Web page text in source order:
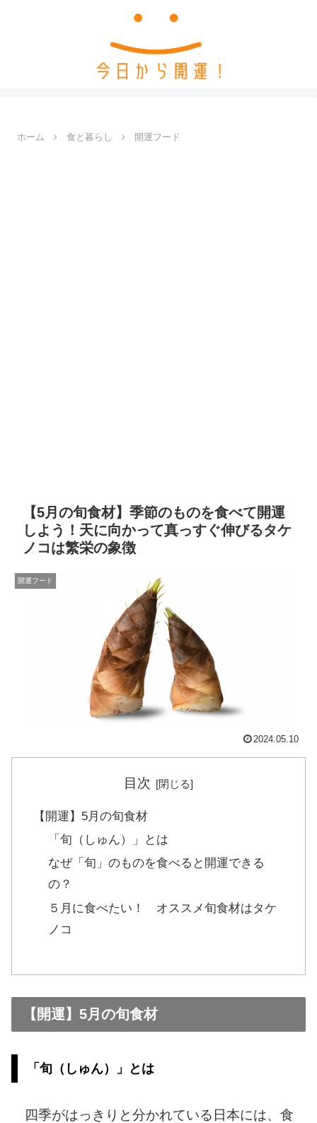
ホーム 食と暮らし 開運フード
【5月の旬食材】季節のものを食べて開運
しよう！天に向かって真っすぐ伸びるタケ
ノコは繁栄の象徴
開運フード
2024.05.10
目次
【開運】5月の旬食材
「旬（しゅん）」とは
なぜ「旬」のものを食べると開運できる
の？
５月に食べたい！ オススメ旬食材はタケ
ノコ
【開運】5月の旬食材
「旬（しゅん）」とは
四季がはっきりと分かれている日本には、食